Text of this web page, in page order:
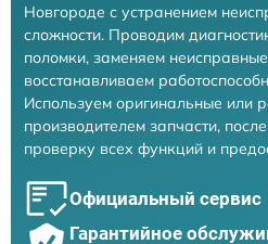
Новгороде с устранением
сложности. Проводим
поломки, заменяем
восстанавливаем
Используем оригинальные или
производителем запчасти,
проверку всех функций и
Официальный сервис
Гарантийное